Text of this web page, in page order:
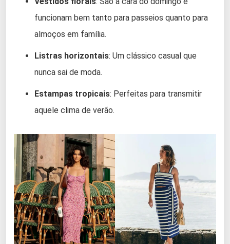
funcionam bem tanto para passeios quanto para
almoços em família.
Listras horizontais: Um clássico casual que
nunca sai de moda.
Estampas tropicais: Perfeitas para transmitir
aquele clima de verão.